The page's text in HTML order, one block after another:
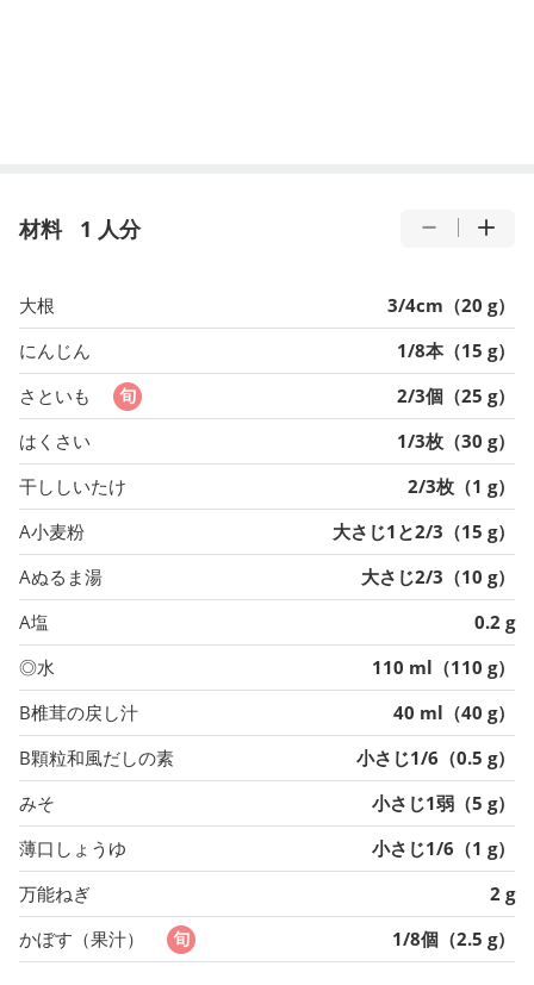
材料 1 人分
大根
3/4cm（20 g）
にんじん
1/8本（15 g）
さといも
2/3個（25 g）
はくさい
1/3枚（30 g）
干ししいたけ
2/3枚（1 g）
A小麦粉
大さじ1と2/3（15 g）
Aぬるま湯
大さじ2/3（10 g）
A塩
0.2 g
◎水
110 ml（110 g）
B椎茸の戻し汁
40 ml（40 g）
B顆粒和風だしの素
小さじ1/6（0.5 g）
みそ
小さじ1弱（5 g）
薄口しょうゆ
小さじ1/6（1 g）
万能ねぎ
2 g
かぼす（果汁）
1/8個（2.5 g）